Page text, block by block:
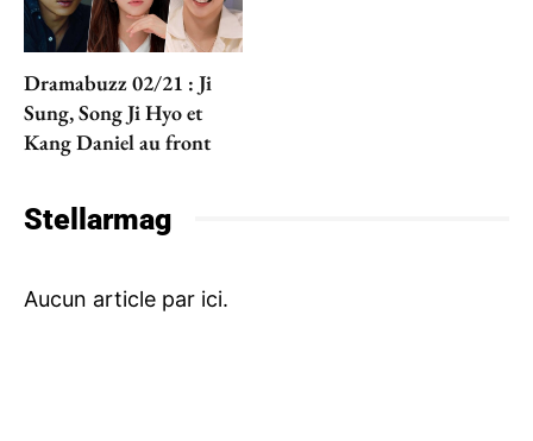
Dramabuzz 02/21 : Ji
Sung, Song Ji Hyo et
Kang Daniel au front
Stellarmag